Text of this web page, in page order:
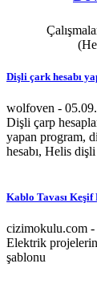
Dişli çark hesabı
wolfoven -
Dişli çarp
yapan program,
hesabı, Helis
Kablo Tavası Keşif
cizimokulu.com -
Elektrik
şablonu